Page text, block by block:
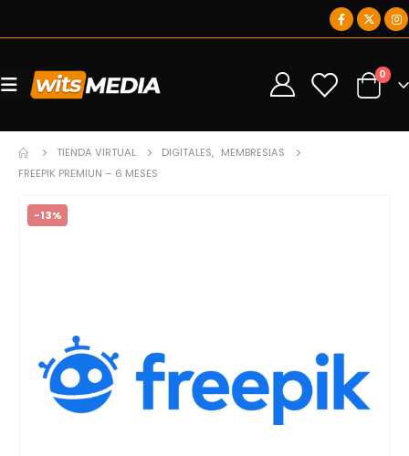
0 0
TIENDA VIRTUAL DIGITALES, MEMBRESIAS
FREEPIK PREMIUN – 6 MESES
-13%